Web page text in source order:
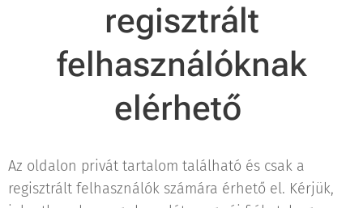
regisztrált
felhasználóknak
elérhető
Az oldalon privát tartalom található és csak a
regisztrált felhasználók számára érhető el. Kérjük,